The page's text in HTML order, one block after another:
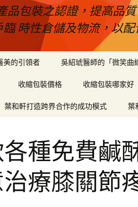
品包裝之認證，提高品
時性倉儲及物流，以
美的引領者 吳紹琥醫師的「微笑曲
收縮包裝價格 收縮包裝哪家好
葉和軒打造跨界合作的成功模式 葉
種免費鹹
療膝關節